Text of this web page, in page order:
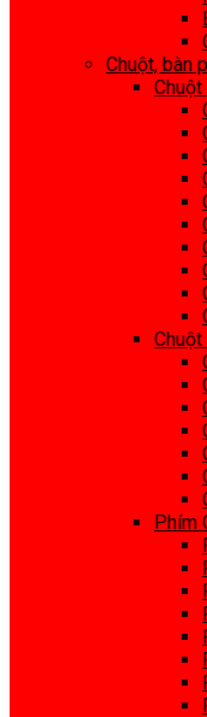
Chuột, bàn
Chuột
Phím